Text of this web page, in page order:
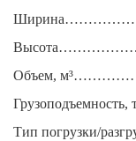
Объем,
Тип погрузки/